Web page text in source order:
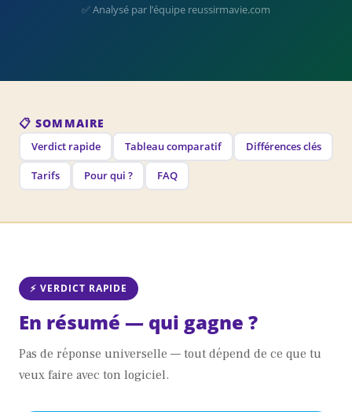
✅ Analysé par l’équipe reussirmavie.com
📋 SOMMAIRE
Verdict rapide Tableau comparatif Différences clés
Tarifs Pour qui ? FAQ
⚡ VERDICT RAPIDE
En résumé — qui gagne ?
Pas de réponse universelle — tout dépend de ce que tu
veux faire avec ton logiciel.